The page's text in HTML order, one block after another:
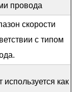
выплаты
провода
скорости
с типом
как